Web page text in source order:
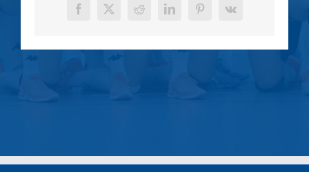
Facebook
X RedditLinkedInPinterest
Vk